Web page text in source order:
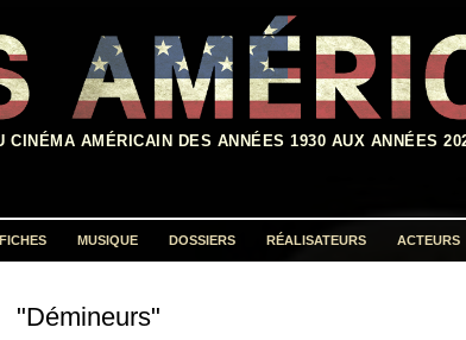
AMÉRICAIN DES ANNÉES 1930 AUX ANNÉES
MUSIQUE DOSSIERS RÉALISATEURS ACTEURS
"Démineurs"